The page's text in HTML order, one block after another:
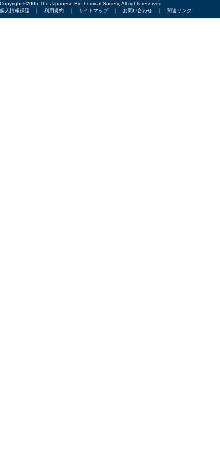
Copyright ©2005 The Japanese Biochemical Society, All rights reserved
個人情報保護 ｜ 利用規約 ｜ サイトマップ｜ お問い合わせ ｜ 関連リンク